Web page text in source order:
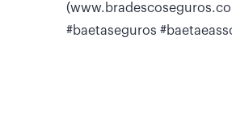
#baetaseguros